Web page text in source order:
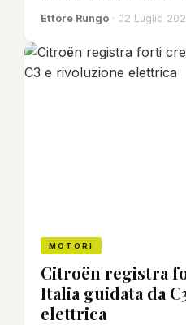
Ettore Rungo · 02 Luglio
MOTORI
Citroën registra
Italia guidata da
elettrica